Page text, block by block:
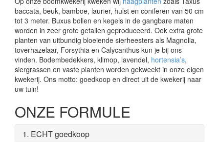
baccata, beuk, bamboe, laurier, hulst en coniferen van 50 cm
tot 3 meter. Buxus bollen en kegels in de gangbare maten
worden in zeer grote getallen geproduceerd. Ook extra grote
planten van uitbundig bloeiende sierheesters als Magnolia,
toverhazelaar, Forsythia en Calycanthus kun je bij ons
vinden. Bodembedekkers, klimop, lavendel, hortensia’s,
siergrassen en vaste planten worden gekweekt in onze eigen
kwekerij. Ons motto: goedkoop en direct uit de kwekerij naar
uw tuin!
ONZE FORMULE
1. ECHT goedkoop